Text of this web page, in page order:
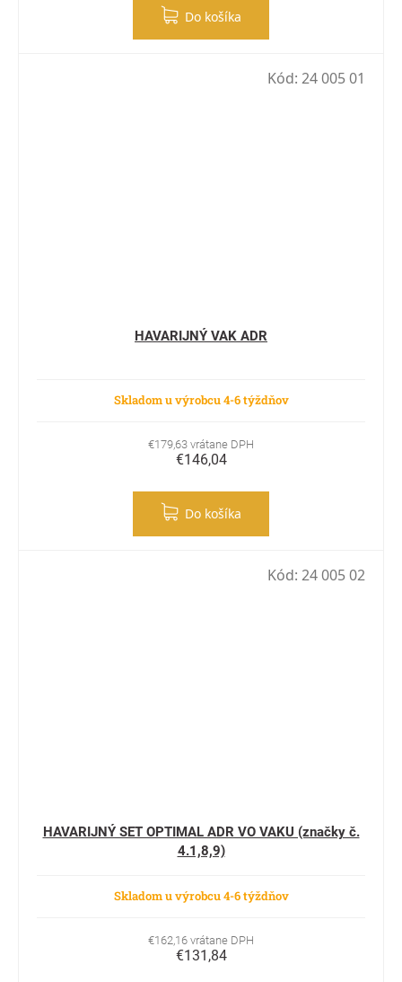
Do košíka
HAVARIJNÝ VAK ADR
Skladom u výrobcu 4-6 týždňov
€179,63 vrátane DPH
€146,04
Do košíka
Kód: 24 005 01
HAVARIJNÝ SET OPTIMAL ADR VO VAKU (značky č.
4.1,8,9)
Skladom u výrobcu 4-6 týždňov
€162,16 vrátane DPH
€131,84
Kód: 24 005 02